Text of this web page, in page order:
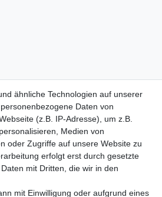
ähnliche Technologien auf unserer
Daten von
(z.B. IP-Adresse), um z.B.
Medien von
oder Zugriffe auf unsere Website zu
erfolgt erst durch gesetzte
mit Dritten, die wir in den
mit Einwilligung oder aufgrund eines